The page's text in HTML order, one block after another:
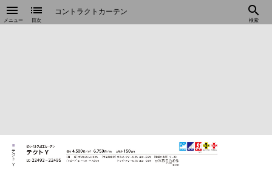
menu
メニュー
コントラクトカーテン
list
目次
search
検索